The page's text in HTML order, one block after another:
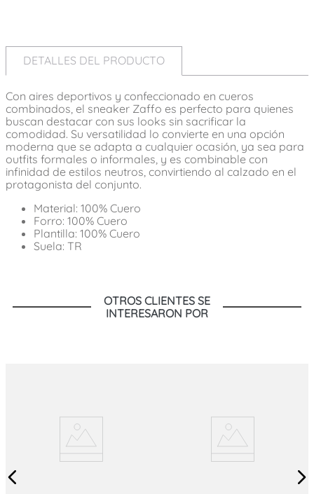
DETALLES DEL PRODUCTO
Con aires deportivos y confeccionado en cueros
combinados, el sneaker Zaffo es perfecto para quienes
buscan destacar con sus looks sin sacrificar la
comodidad. Su versatilidad lo convierte en una opción
moderna que se adapta a cualquier ocasión, ya sea para
outfits formales o informales, y es combinable con
infinidad de estilos neutros, convirtiendo al calzado en el
protagonista del conjunto.
Material: 100% Cuero
Forro: 100% Cuero
Plantilla: 100% Cuero
Suela: TR
OTROS CLIENTES SE
INTERESARON POR